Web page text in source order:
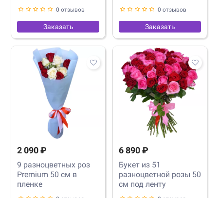
0 отзывов
Заказать
0 отзывов
Заказать
2 090 ₽
9 разноцветных роз
Premium 50 см в
пленке
6 890 ₽
Букет из 51
разноцветной розы 50
см под ленту